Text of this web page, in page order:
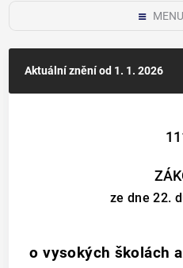
Aktuální zněníod 1. 1. 2026
ze dne 22.
o vysokých školách